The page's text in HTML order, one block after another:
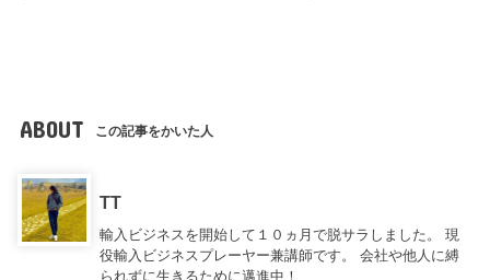
ABOUT この記事をかいた人
TT
輸入ビジネスを開始して１０ヵ月で脱サラしました。 現
役輸入ビジネスプレーヤー兼講師です。 会社や他人に縛
られずに生きるために邁進中！